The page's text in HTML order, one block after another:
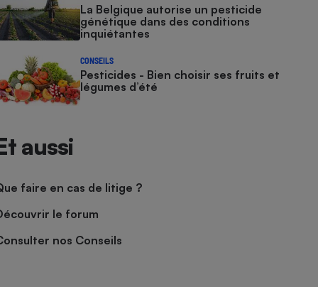
La Belgique autorise un pesticide
génétique dans des conditions
inquiétantes
CONSEILS
Pesticides - Bien choisir ses fruits et
légumes d’été
aussi
faire en cas de litige ?
le forum
nos Conseils